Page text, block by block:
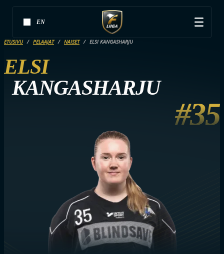
EN
ETUSIVU PELAAJAT NAISET ELSI KANGASHARJU
ELSI
KANGASHARJU
#35